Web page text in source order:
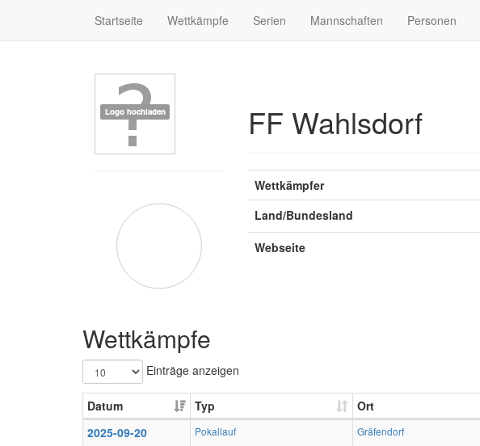
Startseite Wettkämpfe Serien Mannschaften Personen
FF Wahlsdorf
Wettkämpfer
Land/Bundesland
Webseite
Wettkämpfe
Einträge anzeigen
Datum Typ Ort
2025-09-20
Pokallauf Gräfendorf